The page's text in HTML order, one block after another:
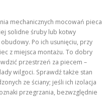
mechanicznych mocowań pieca
solidne śruby lub kotwy
Po ich usunięciu, przy
z miejsca montażu. To dobry
przestrzeń za piecem –
wilgoci. Sprawdź także stan
ze ściany; jeśli ich izolacja
przegrzania, bezwzględnie